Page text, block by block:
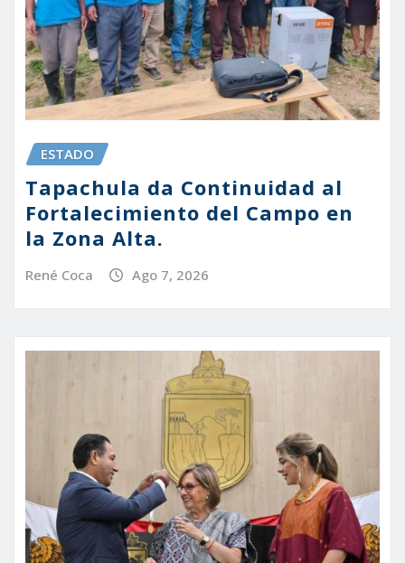
ESTADO
Tapachula da Continuidad al
Fortalecimiento del Campo en
la Zona Alta.
René Coca Ago 7, 2026